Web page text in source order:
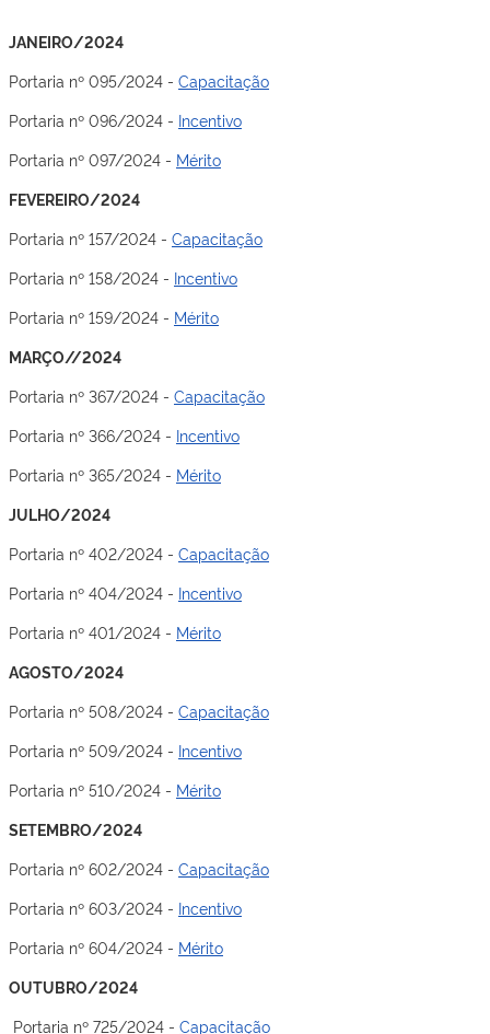
JANEIRO/2024
Portaria nº 095/2024 - Capacitação
Portaria nº 096/2024 - Incentivo
Portaria nº 097/2024 - Mérito
FEVEREIRO/2024
Portaria nº 157/2024 - Capacitação
Portaria nº 158/2024 - Incentivo
Portaria nº 159/2024 - Mérito
MARÇO//2024
Portaria nº 367/2024 - Capacitação
Portaria nº 366/2024 - Incentivo
Portaria nº 365/2024 - Mérito
JULHO/2024
Portaria nº 402/2024 - Capacitação
Portaria nº 404/2024 - Incentivo
Portaria nº 401/2024 - Mérito
AGOSTO/2024
Portaria nº 508/2024 - Capacitação
Portaria nº 509/2024 - Incentivo
Portaria nº 510/2024 - Mérito
SETEMBRO/2024
Portaria nº 602/2024 - Capacitação
Portaria nº 603/2024 - Incentivo
Portaria nº 604/2024 - Mérito
OUTUBRO/2024
Portaria nº 725/2024 - Capacitação